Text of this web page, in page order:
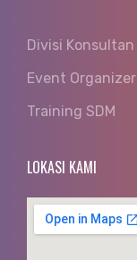
Divisi Konsultan
Event Organizer
Training SDM
LOKASI KAMI